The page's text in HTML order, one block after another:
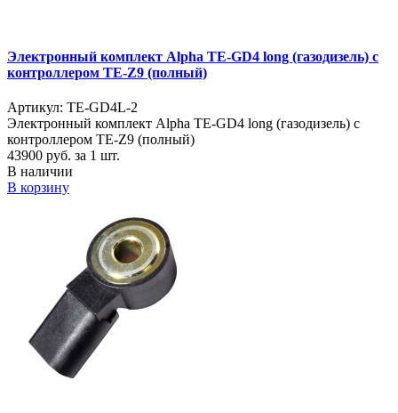
Электронный комплект Alpha TE-GD4 long (газодизель) с
контроллером TE-Z9 (полный)
Артикул: TE-GD4L-2
Электронный комплект Alpha TE-GD4 long (газодизель) с
контроллером TE-Z9 (полный)
43900 руб. за 1 шт.
В наличии
В корзину